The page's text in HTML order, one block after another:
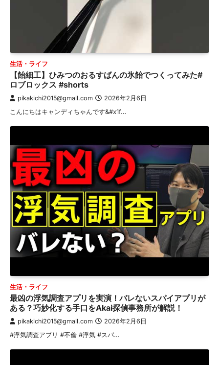
生活・ライフ
【飴細工】ひみつのおるすばんの氷飴でつくってみた#
ロブロックス #shorts
pikakichi2015@gmail.com 2026年2月6日
こんにちはキャンディちゃんです&#x1f…
生活・ライフ
最凶の浮気調査アプリを実演！バレないスパイアプリが
ある？巧妙化する手口をAkai探偵事務所が解説！
pikakichi2015@gmail.com 2026年2月6日
#浮気調査アプリ #不倫 #浮気 #スパ…